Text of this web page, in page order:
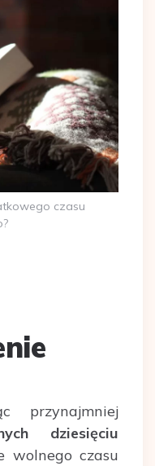
czasu
przynajmniej
dziesięciu
wolnego czasu